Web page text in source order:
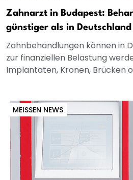
Zahnarzt in Budapest:
günstiger als in Deutschland
Zahnbehandlungen können in
zur finanziellen Belastung
Implantaten, Kronen, Brücken
MEISSEN NEWS